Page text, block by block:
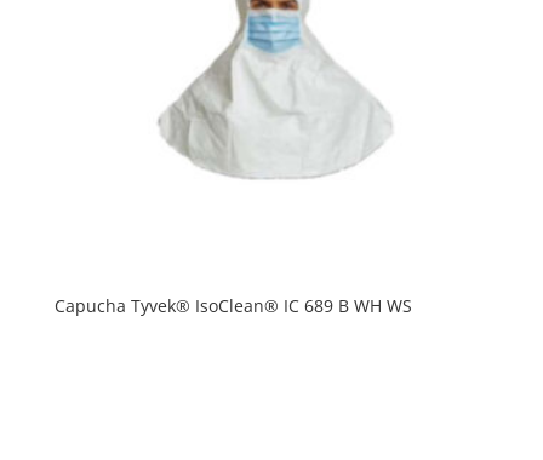
Capucha Tyvek® IsoClean® IC 689 B WH WS